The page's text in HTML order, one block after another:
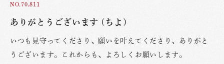
NO.70,811
ありがとうございます (ちよ)
いつも見守ってくださり、願いを叶えてくださり、ありがと
うございます。これからも、よろしくお願いします。